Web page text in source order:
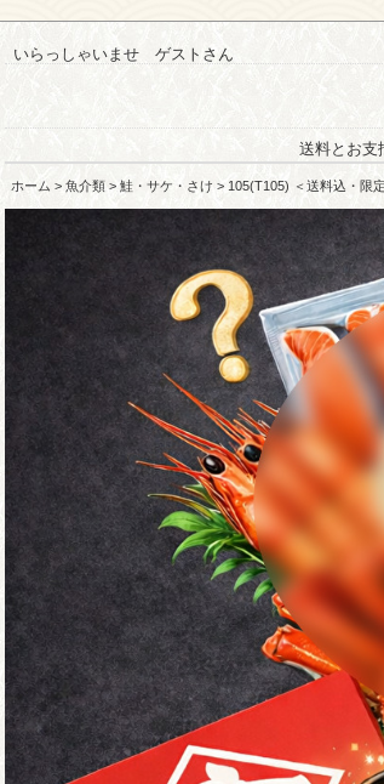
いらっしゃいませ ゲストさん
送料とお支
ホーム > 魚介類 > 鮭・サケ・さけ > 105(T105) ＜送料込・限